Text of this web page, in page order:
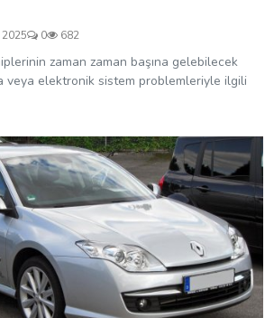
Kolayca Teşhis
833
için motor soğutma, klima ve elektronik
sorunlar; bu problemlerin arkasın...